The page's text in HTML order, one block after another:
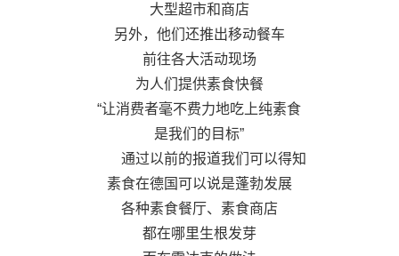
大型超市和商店
另外，他们还推出移动餐车
前往各大活动现场
为人们提供素食快餐
“让消费者毫不费力地吃上纯素食
是我们的目标”
通过以前的报道我们可以得知
素食在德国可以说是蓬勃发展
各种素食餐厅、素食商店
都在哪里生根发芽